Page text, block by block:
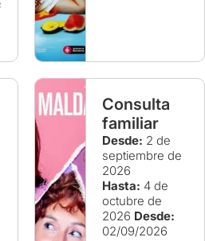
Consulta
familiar
Desde: 2 de
septiembre de
2026
Hasta: 4 de
octubre de
2026 Desde:
02/09/2026